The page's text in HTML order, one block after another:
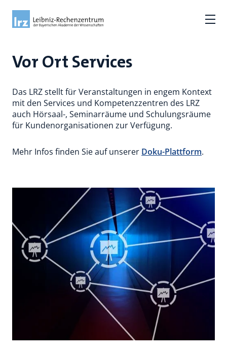
Vor Ort Services
Das LRZ stellt für Veranstaltungen in engem Kontext
mit den Services und Kompetenzzentren des LRZ
auch Hörsaal-, Seminarräume und Schulungsräume
für Kundenorganisationen zur Verfügung.
Mehr Infos finden Sie auf unserer Doku-Plattform.